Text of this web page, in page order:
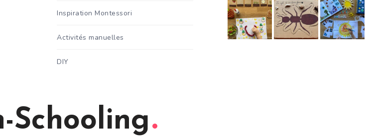
Inspiration Montessori
Activités manuelles
DIY
Schooling